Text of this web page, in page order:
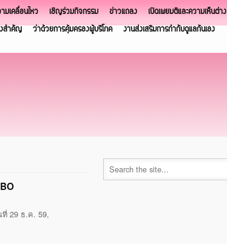
มเคลื่อนไหว เชิญร่วมกิจกรรม ข่าวแถลง
เปิดเผยมติและความเห็นต่าง
สำคัญ ว่าด้วยการคุ้มครองผู้บริโภค
งานส่งเสริมการกำกับดูแลกันเอง
29 ธ.ค. 59,